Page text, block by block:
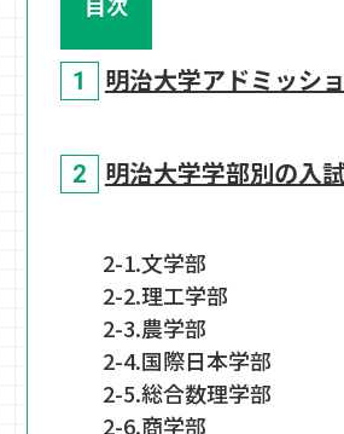
明治大学アドミッシ
明治大学学部別の入
2-1.文学部
2-2.理工学部
2-3.農学部
2-4.国際日本学部
2-5.総合数理学部
2-6.商学部